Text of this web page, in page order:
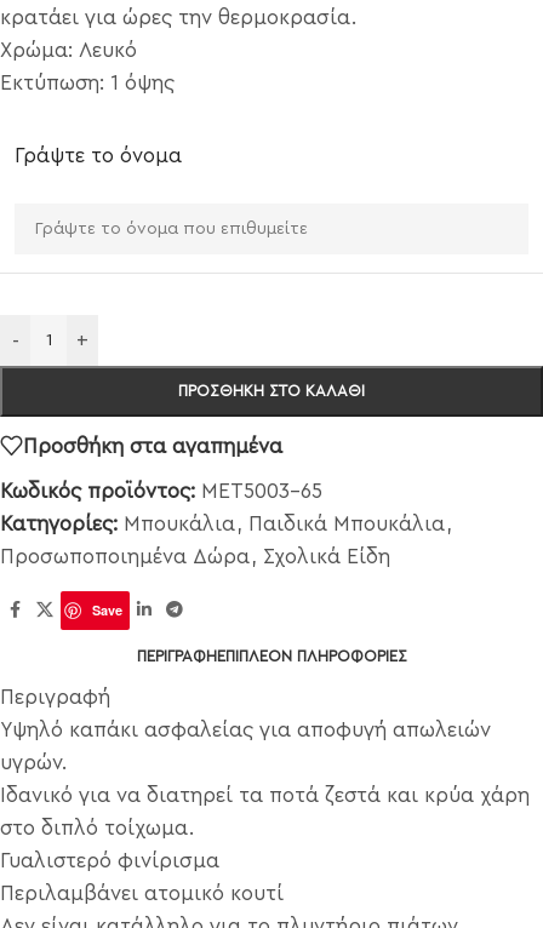
κρατάει για ώρες την θερμοκρασία.
Χρώμα: Λευκό
Εκτύπωση: 1 όψης
Γράψτε το όνομα
- +
ΠΡΟΣΘΉΚΗ ΣΤΟ ΚΑΛΆΘΙ
Προσθήκη στα αγαπημένα
Κωδικός προϊόντος: MET5003-65
Κατηγορίες: Μπουκάλια, Παιδικά Μπουκάλια,
Προσωποποιημένα Δώρα, Σχολικά Είδη
Save
ΠΕΡΙΓΡΑΦΉΕΠΙΠΛΈΟΝ ΠΛΗΡΟΦΟΡΊΕΣ
Περιγραφή
Υψηλό καπάκι ασφαλείας για αποφυγή απωλειών
υγρών.
Ιδανικό για να διατηρεί τα ποτά ζεστά και κρύα χάρη
στο διπλό τοίχωμα.
Γυαλιστερό φινίρισμα
Περιλαμβάνει ατομικό κουτί